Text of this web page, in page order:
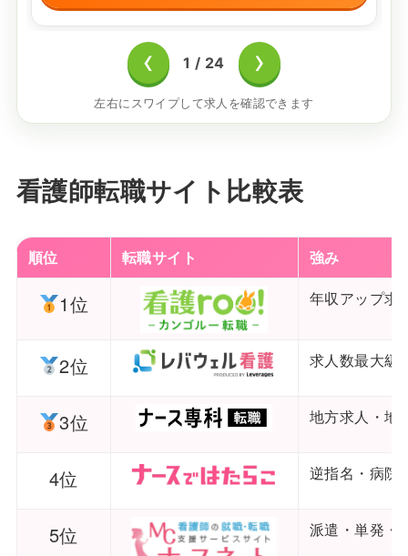
‹ 1 / 24 ›
左右にスワイプして求人を確認できます
看護師転職サイト比較表
順位 転職サイト 強み
1位 年収アップ求
2位 求人数最大級
3位 地方求人・地
4位 逆指名・病院
5位 派遣・単発・